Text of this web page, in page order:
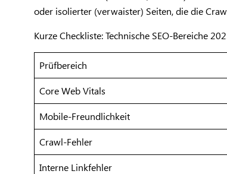
oder isolierter (verwaister) Seiten, die die
Kurze Checkliste: Technische SEO-Bereiche
Prüfbereich
Core Web Vitals
Mobile-Freundlichkeit
Crawl-Fehler
Interne Linkfehler